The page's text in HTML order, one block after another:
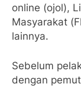
online (ojol),
Masyarakat
lainnya.
Sebelum
dengan